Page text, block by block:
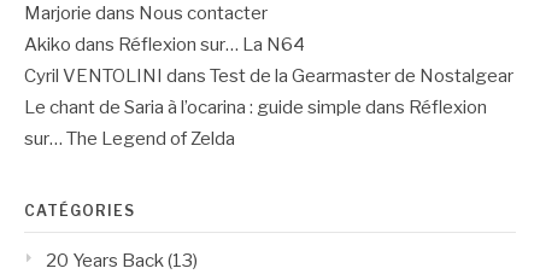
Marjorie dans Nous contacter
Akiko dans Réflexion sur… La N64
Cyril VENTOLINI
dans Test de la Gearmaster de Nostalgear
Le chant de Saria à l’ocarina : guide simple dans Réflexion
sur… The Legend of Zelda
CATÉGORIES
20 Years Back(13)